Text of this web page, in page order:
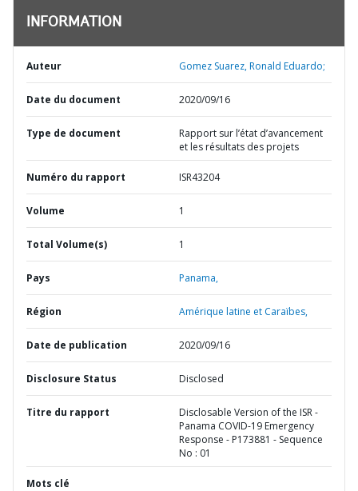
INFORMATION
Auteur Gomez Suarez, Ronald Eduardo;
Date du document 2020/09/16
Type de document
Rapport sur l’état d’avancement
et les résultats des projets
Numéro du rapport ISR43204
Volume 1
Total Volume(s) 1
Pays Panama,
Région Amérique latine et Caraïbes,
Date de publication 2020/09/16
Disclosure Status Disclosed
Titre du rapport
Disclosable Version of the ISR -
Panama COVID-19 Emergency
Response - P173881 - Sequence
No : 01
Mots clé